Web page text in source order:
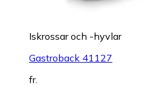
Iskrossar och -hyvlar
Gastroback 41127
fr.